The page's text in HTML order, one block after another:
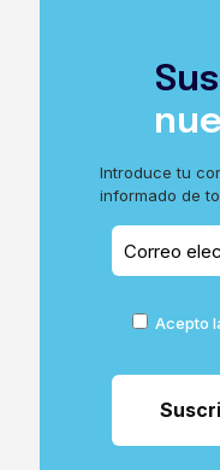
Introduce tu
informado de
Acepto